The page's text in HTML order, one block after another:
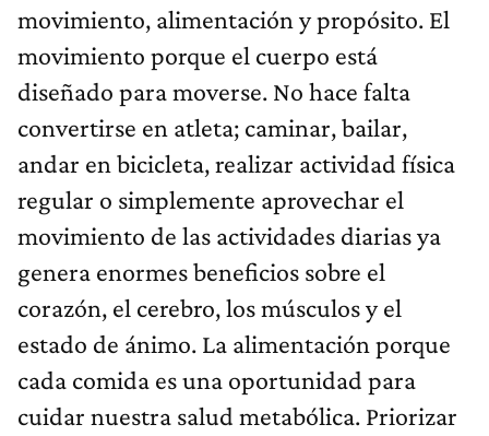
movimiento, alimentación y propósito. El
movimiento porque el cuerpo está
diseñado para moverse. No hace falta
convertirse en atleta; caminar, bailar,
andar en bicicleta, realizar actividad física
regular o simplemente aprovechar el
movimiento de las actividades diarias ya
genera enormes beneficios sobre el
corazón, el cerebro, los músculos y el
estado de ánimo. La alimentación porque
cada comida es una oportunidad para
cuidar nuestra salud metabólica. Priorizar